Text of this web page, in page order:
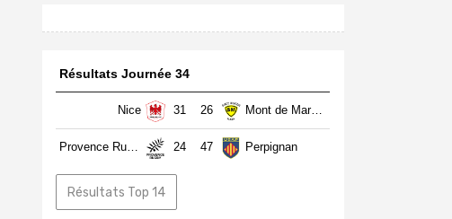
Résultats Journée 34
Nice 31 26 Mont de Marsan
Provence Rugby 24 47 Perpignan
Résultats Top 14